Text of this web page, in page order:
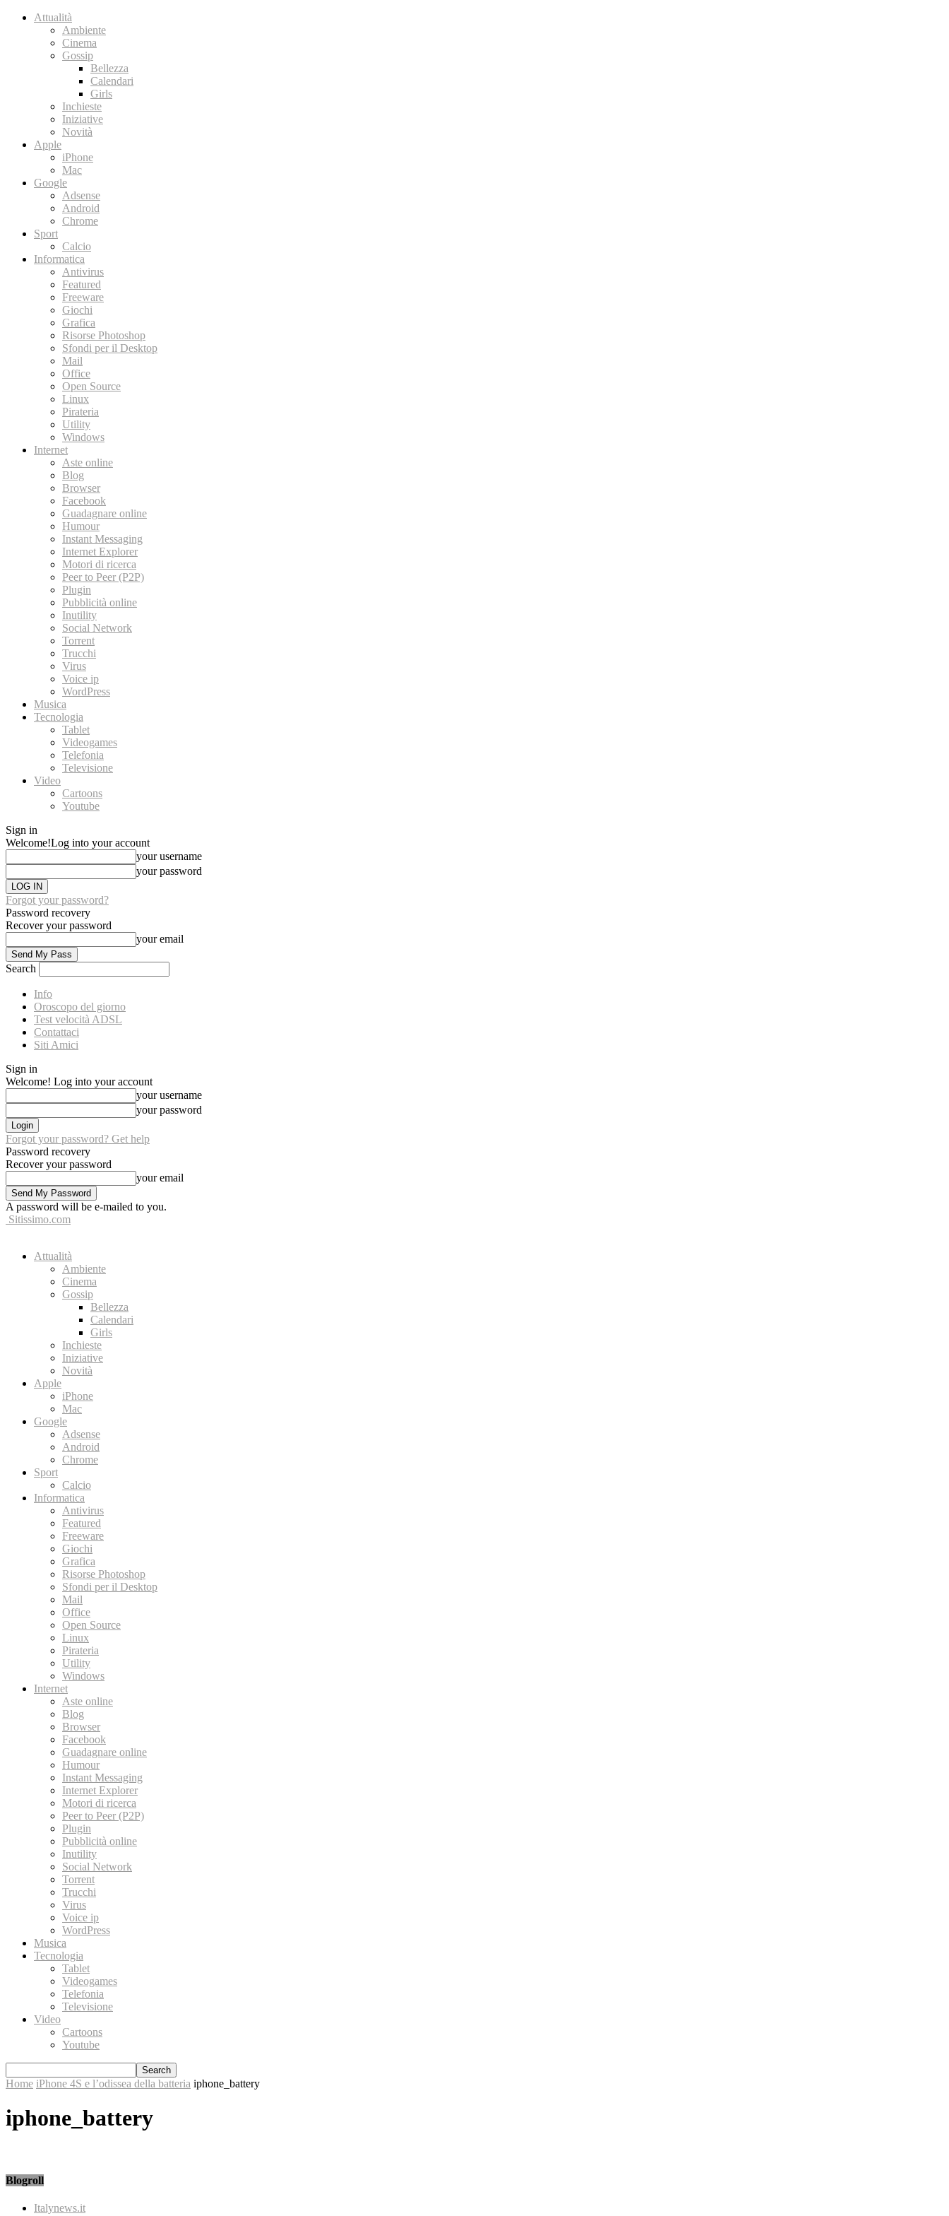
Attualità
Ambiente
Cinema
Gossip
Bellezza
Calendari
Girls
Inchieste
Iniziative
Novità
Apple
iPhone
Mac
Google
Adsense
Android
Chrome
Sport
Calcio
Informatica
Antivirus
Featured
Freeware
Giochi
Grafica
Risorse Photoshop
Sfondi per il Desktop
Mail
Office
Open Source
Linux
Pirateria
Utility
Windows
Internet
Aste online
Blog
Browser
Facebook
Guadagnare online
Humour
Instant Messaging
Internet Explorer
Motori di ricerca
Peer to Peer (P2P)
Plugin
Pubblicità online
Inutility
Social Network
Torrent
Trucchi
Virus
Voice ip
WordPress
Musica
Tecnologia
Tablet
Videogames
Telefonia
Televisione
Video
Cartoons
Youtube
Sign in
Welcome!Log into your account
your username
your password
Forgot your password?
Password recovery
Recover your password
your email
Search
Info
Oroscopo del giorno
Test velocità ADSL
Contattaci
Siti Amici
Sign in
Welcome! Log into your account
your username
your password
Forgot your password? Get help
Password recovery
Recover your password
your email
A password will be e-mailed to you.
Sitissimo.com
Attualità
Ambiente
Cinema
Gossip
Bellezza
Calendari
Girls
Inchieste
Iniziative
Novità
Apple
iPhone
Mac
Google
Adsense
Android
Chrome
Sport
Calcio
Informatica
Antivirus
Featured
Freeware
Giochi
Grafica
Risorse Photoshop
Sfondi per il Desktop
Mail
Office
Open Source
Linux
Pirateria
Utility
Windows
Internet
Aste online
Blog
Browser
Facebook
Guadagnare online
Humour
Instant Messaging
Internet Explorer
Motori di ricerca
Peer to Peer (P2P)
Plugin
Pubblicità online
Inutility
Social Network
Torrent
Trucchi
Virus
Voice ip
WordPress
Musica
Tecnologia
Tablet
Videogames
Telefonia
Televisione
Video
Cartoons
Youtube
Home iPhone 4S e l’odissea della batteria iphone_battery
iphone_battery
Blogroll
Italynews.it